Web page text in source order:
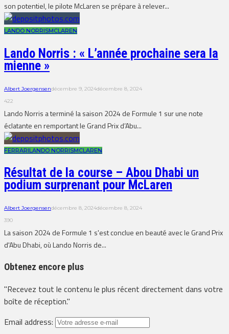
son potentiel, le pilote McLaren se prépare à relever...
LANDO NORRISMCLAREN
Lando Norris : « L’année prochaine sera la
mienne »
Albert Joergensendécembre 9, 2024décembre 8, 2024
422
Lando Norris a terminé la saison 2024 de Formule 1 sur une note
éclatante en remportant le Grand Prix d’Abu...
FERRARILANDO NORRISMCLAREN
Résultat de la course – Abou Dhabi un
podium surprenant pour McLaren
Albert Joergensendécembre 8, 2024décembre 8, 2024
390
La saison 2024 de Formule 1 s'est conclue en beauté avec le Grand Prix
d'Abu Dhabi, où Lando Norris de...
Obtenez encore plus
"Recevez tout le contenu le plus récent directement dans votre
boîte de réception."
Email address: